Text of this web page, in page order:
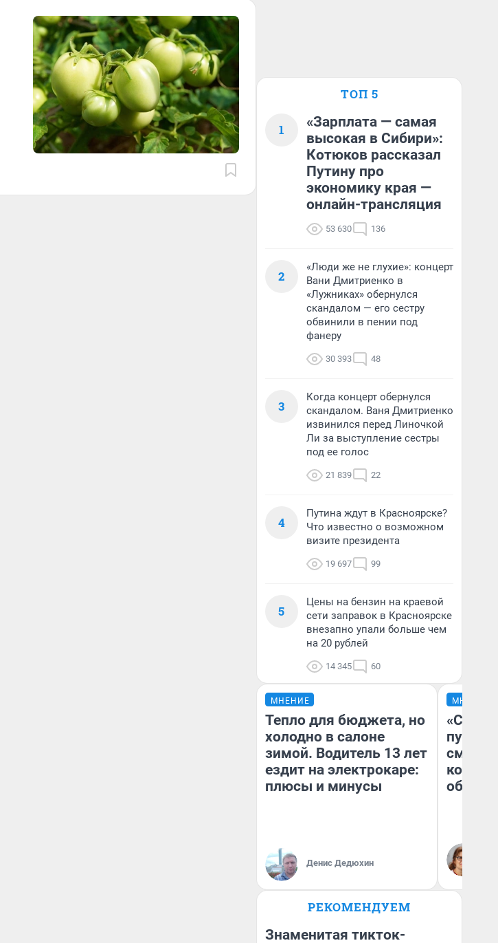
ТОП 5
1
«Зарплата — самая
высокая в Сибири»:
Котюков рассказал
Путину про
экономику края —
онлайн-трансляция
53 630 136
2
«Люди же не глухие»: концерт
Вани Дмитриенко в
«Лужниках» обернулся
скандалом — его сестру
обвинили в пении под
фанеру
30 393 48
3
Когда концерт обернулся
скандалом. Ваня Дмитриенко
извинился перед Линочкой
Ли за выступление сестры
под ее голос
21 839 22
4
Путина ждут в Красноярске?
Что известно о возможном
визите президента
19 697 99
5
Цены на бензин на краевой
сети заправок в Красноярске
внезапно упали больше чем
на 20 рублей
14 345 60
МНЕНИЕ
Тепло для бюджета, но
холодно в салоне
зимой. Водитель 13 лет
ездит на электрокаре:
плюсы и минусы
Денис Дедюхин
МНЕНИЕ
РЕКОМЕНДУЕМ
Знаменитая тикток-